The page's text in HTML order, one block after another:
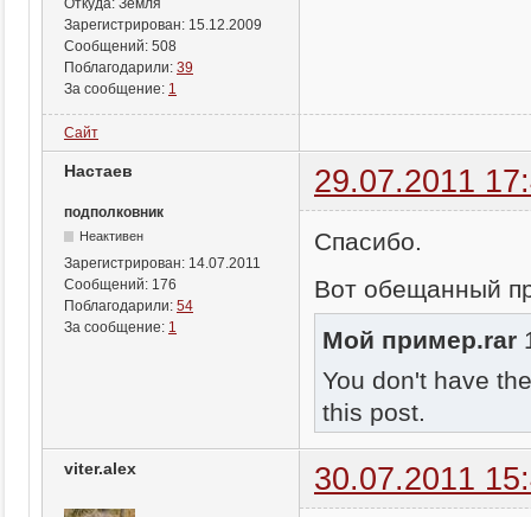
Зарегистрирован: 15.12.2009
Сообщений: 508
Поблагодарили: 39
За сообщение: 1
Сайт
Настаев 29.07.2011
подполковник
Неактивен
Зарегистрирован: 14.07.2011
Сообщений: 176
Поблагодарили: 54
За сообщение: 1
Спасибо.
Вот обещанный
Мой пример.rar
You don't have
this post.
viter.alex 30.07.2011